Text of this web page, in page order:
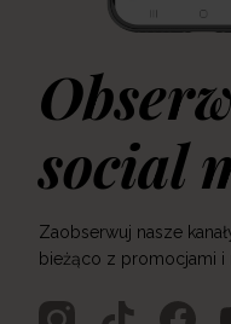
social
Zaobserwuj nasze
bieżąco z promocjami i